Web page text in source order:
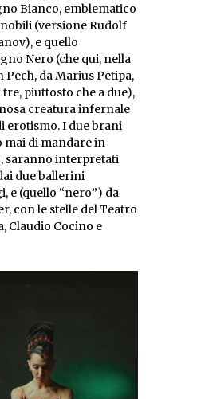
Bianco, emblematico
(versione Rudolf
e quello
Nero (che qui, nella
da Marius Petipa,
piuttosto che a due),
creatura infernale
erotismo. I due brani
mai di mandare in
saranno interpretati
due ballerini
e (quello “nero”) da
con le stelle del Teatro
Claudio Cocino e